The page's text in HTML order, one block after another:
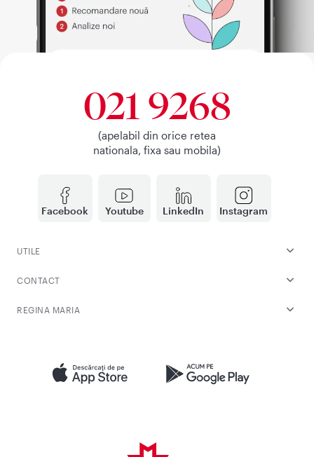
Facebook Youtube LinkedIn Instagram
021 9268
(apelabil din orice retea
nationala, fixa sau mobila)
UTILE
CONTACT
REGINA MARIA